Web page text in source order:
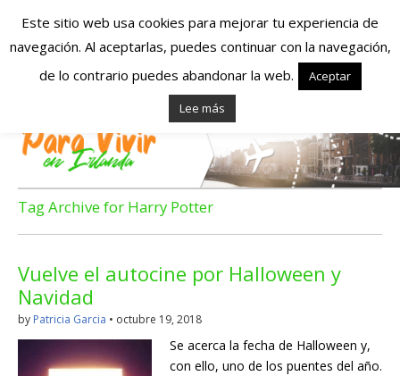
Españoles en
Irlanda – Vivir en
Irlanda – Trabajo
en Irlanda –
Alojamiento en
Irlanda
Blog dedicado a los que viven, estudian y trabajan en
Irlanda!
Tag Archive for Harry Potter
Vuelve el autocine por Halloween y
Navidad
by Patricia Garcia • octubre 19, 2018
Se acerca la fecha de Halloween y,
con ello, uno de los puentes del año.
Este sitio web usa cookies para mejorar tu experiencia de
navegación. Al aceptarlas, puedes continuar con la navegación,
de lo contrario puedes abandonar la web.
Aceptar
Lee más